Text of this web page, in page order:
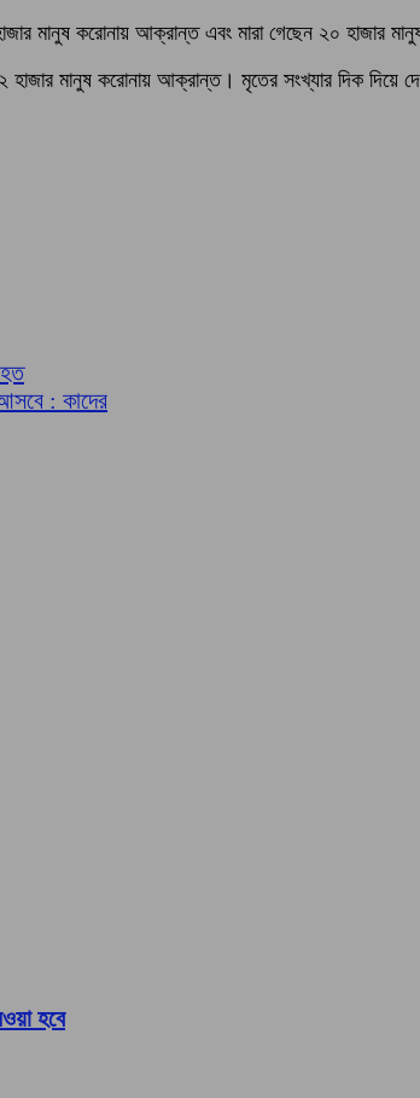
মানুষ করোনায় আক্রান্ত এবং মারা গেছেন ২০ হাজার
মানুষ করোনায় আক্রান্ত। মৃতের সংখ্যার দিক দিয়ে
: কাদের
হবে